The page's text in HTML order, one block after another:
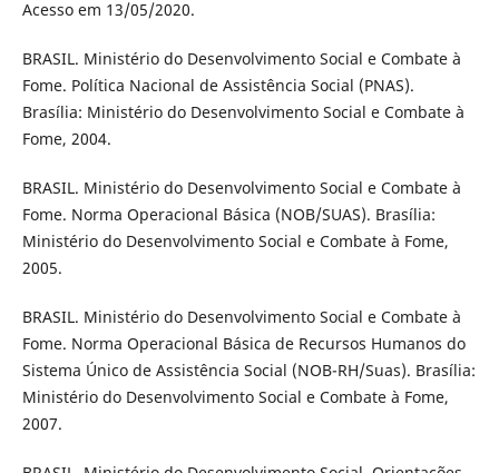
Acesso em 13/05/2020.
BRASIL. Ministério do Desenvolvimento Social e Combate à
Fome. Política Nacional de Assistência Social (PNAS).
Brasília: Ministério do Desenvolvimento Social e Combate à
Fome, 2004.
BRASIL. Ministério do Desenvolvimento Social e Combate à
Fome. Norma Operacional Básica (NOB/SUAS). Brasília:
Ministério do Desenvolvimento Social e Combate à Fome,
2005.
BRASIL. Ministério do Desenvolvimento Social e Combate à
Fome. Norma Operacional Básica de Recursos Humanos do
Sistema Único de Assistência Social (NOB-RH/Suas). Brasília:
Ministério do Desenvolvimento Social e Combate à Fome,
2007.